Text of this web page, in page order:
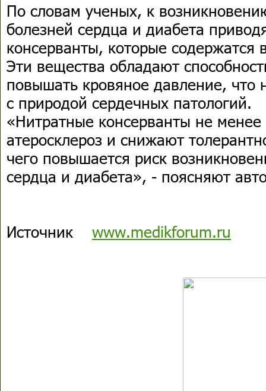
По словам ученых, к
болезней сердца и диабета
консерванты, которые содержатся
Эти вещества обладают
повышать кровяное давление, что
с природой сердечных патологий.
«Нитратные консерванты не
атеросклероз и снижают
чего повышается риск
сердца и диабета», - поясняют
Источник www.medikforum.ru